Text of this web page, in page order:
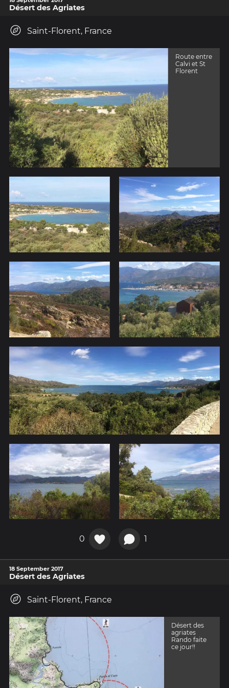
Désert des Agriates
Saint-Florent, France
Route entre
Calvi et St
Florent
0 1
18 September 2017
Désert des Agriates
Saint-Florent, France
Désert des
agriates
Rando faite
ce jour!!